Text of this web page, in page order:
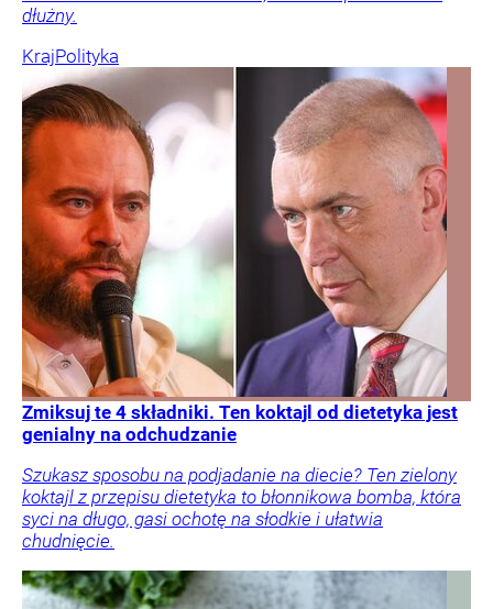
dłużny.
KrajPolityka
Zmiksuj te 4 składniki. Ten koktajl od dietetyka jest
genialny na odchudzanie
Szukasz sposobu na podjadanie na diecie? Ten zielony
koktajl z przepisu dietetyka to błonnikowa bomba, która
syci na długo, gasi ochotę na słodkie i ułatwia
chudnięcie.